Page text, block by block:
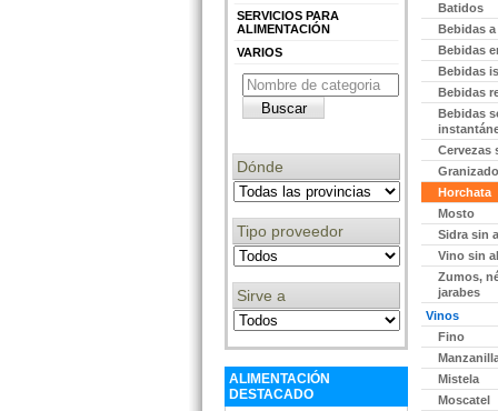
SERVICIOS PARA
ALIMENTACIÓN
VARIOS
Dónde
Tipo proveedor
Sirve a
ALIMENTACIÓN
DESTACADO
Batidos
Bebidas
Bebidas
Bebidas
Bebidas
Bebidas
Cervezas
Horchata
Mosto
Sidra sin
Vino sin
Zumos,
jarabes
Vinos
Fino
Mistela
Moscatel